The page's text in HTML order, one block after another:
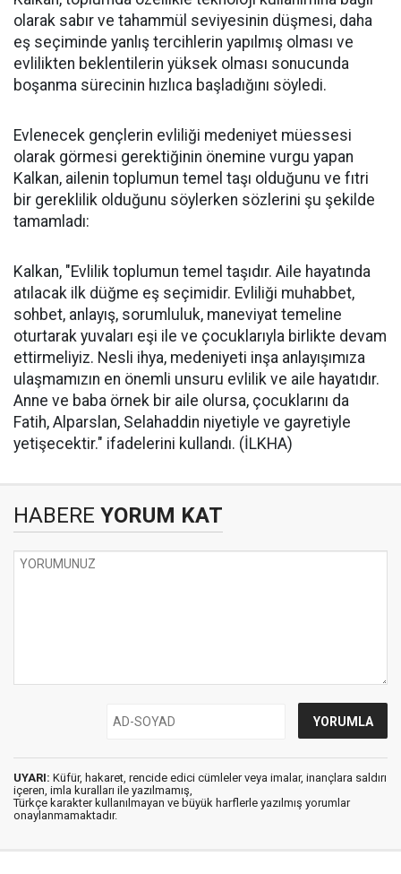
olarak sabır ve tahammül seviyesinin düşmesi, daha
eş seçiminde yanlış tercihlerin yapılmış olması ve
evlilikten beklentilerin yüksek olması sonucunda
boşanma sürecinin hızlıca başladığını söyledi.
Evlenecek gençlerin evliliği medeniyet müessesi
olarak görmesi gerektiğinin önemine vurgu yapan
Kalkan, ailenin toplumun temel taşı olduğunu ve fıtri
bir gereklilik olduğunu söylerken sözlerini şu şekilde
tamamladı:
Kalkan, "Evlilik toplumun temel taşıdır. Aile hayatında
atılacak ilk düğme eş seçimidir. Evliliği muhabbet,
sohbet, anlayış, sorumluluk, maneviyat temeline
oturtarak yuvaları eşi ile ve çocuklarıyla birlikte devam
ettirmeliyiz. Nesli ihya, medeniyeti inşa anlayışımıza
ulaşmamızın en önemli unsuru evlilik ve aile hayatıdır.
Anne ve baba örnek bir aile olursa, çocuklarını da
Fatih, Alparslan, Selahaddin niyetiyle ve gayretiyle
yetişecektir." ifadelerini kullandı. (İLKHA)
HABERE YORUM KAT
UYARI: Küfür, hakaret, rencide edici cümleler veya imalar, inançlara saldırı
içeren, imla kuralları ile yazılmamış,
Türkçe karakter kullanılmayan ve büyük harflerle yazılmış yorumlar
onaylanmamaktadır.